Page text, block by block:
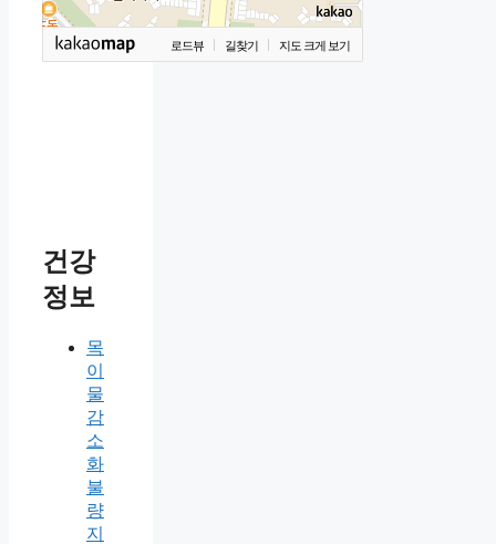
로드뷰 길찾기 지도 크게 보기
건강
정보
목
이
물
감
소
화
불
량
지